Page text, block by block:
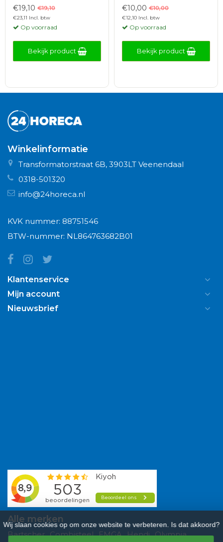
€19,10 €19,10
€23,11 Incl. btw
Op voorraad
Bekijk product
€10,00 €10,00
€12,10 Incl. btw
Op voorraad
Bekijk product
Winkelinformatie
Transformatorstraat 6B, 3903LT Veenendaal
0318-501320
info@24horeca.nl
KVK nummer: 88751546
BTW-nummer: NL864763682B01
Klantenservice
Mijn account
Nieuwsbrief
Alle merken
Bartscher Combisteel EMGA Hendi Olympia
Wij slaan cookies op om onze website te verbeteren. Is dat akkoord?